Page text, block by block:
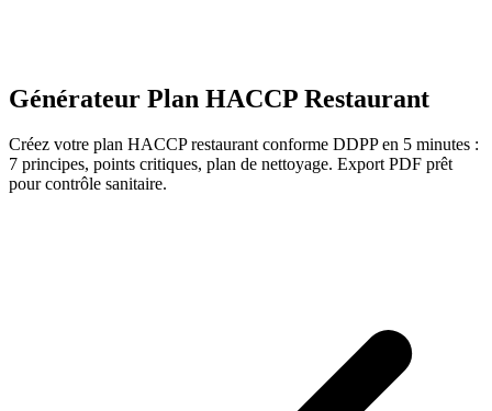
Générateur Plan HACCP Restaurant
Créez votre plan HACCP restaurant conforme DDPP en 5 minutes :
7 principes, points critiques, plan de nettoyage. Export PDF prêt
pour contrôle sanitaire.